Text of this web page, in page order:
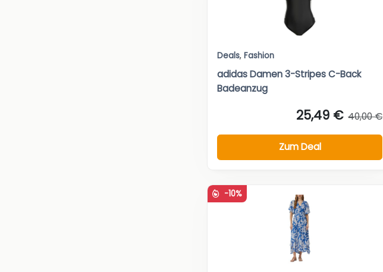
Deals, Fashion
adidas Damen 3-Stripes C-Back
Badeanzug
25,49 € 40,00 €
Zum Deal
-10%